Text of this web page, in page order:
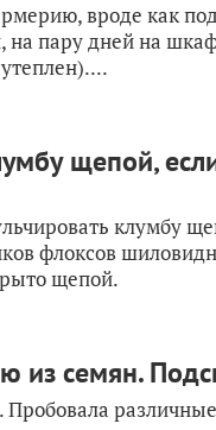
вроде как
пару дней на
щепой,
клумбу
флоксов
щепой.
из семян.